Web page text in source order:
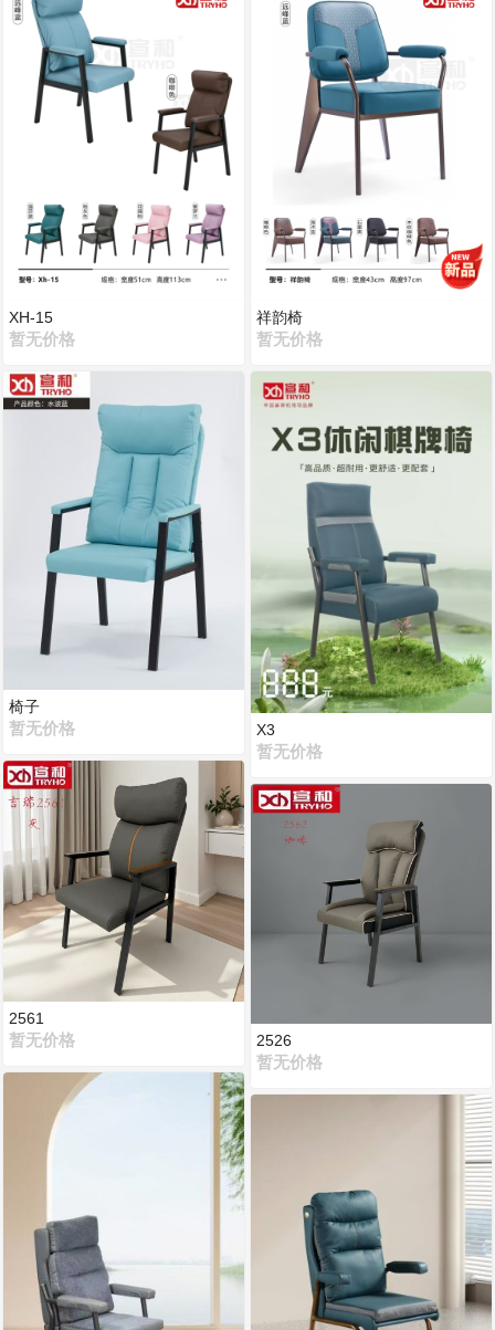
XH-15
暂无价格
椅子
暂无价格
2561
暂无价格
祥韵椅
暂无价格
X3
暂无价格
2526
暂无价格